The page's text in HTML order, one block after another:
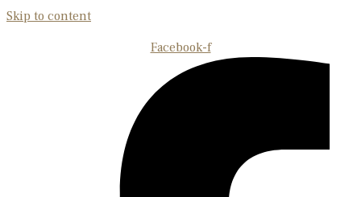
Skip to content
Facebook-f